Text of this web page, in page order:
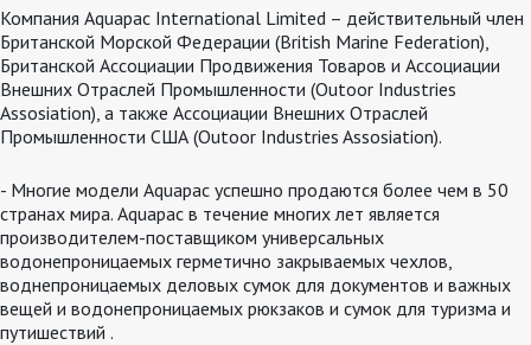
Компания Aquapac International Limited – действительный член
Британской Морской Федерации (British Marine Federation),
Британской Ассоциации Продвижения Товаров и Ассоциации
Внешних Отраслей Промышленности (Outoor Industries
Assosiation), а также Ассоциации Внешних Отраслей
Промышленности США (Outoor Industries Assosiation).
- Многие модели Aquapac успешно продаются более чем в 50
странах мира. Aquapac в течение многих лет является
производителем-поставщиком универсальных
водонепроницаемых герметично закрываемых чехлов,
воднепроницаемых деловых сумок для документов и важных
вещей и водонепроницаемых рюкзаков и сумок для туризма и
путишествий .